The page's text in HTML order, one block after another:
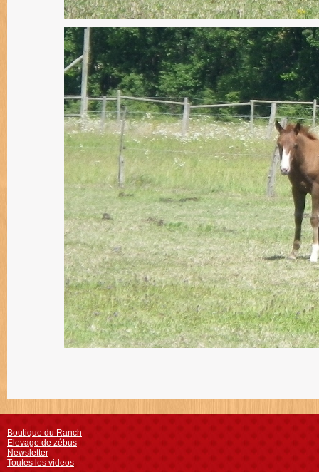
Boutique du Ranch
Elevage de zébus
Newsletter
Toutes les videos